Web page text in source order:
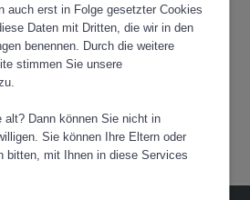
auch erst in Folge gesetzter Cookies
Daten mit Dritten, die wir in den
benennen. Durch die weitere
stimmen Sie unsere
alt? Dann können Sie nicht in
Sie können Ihre Eltern oder
bitten, mit Ihnen in diese Services